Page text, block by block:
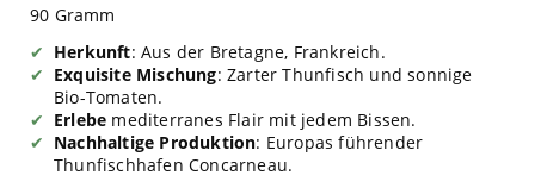
90 Gramm
Herkunft: Aus der Bretagne, Frankreich.
Exquisite Mischung: Zarter Thunfisch und sonnige
Bio-Tomaten.
Erlebe mediterranes Flair mit jedem Bissen.
Nachhaltige Produktion: Europas führender
Thunfischhafen Concarneau.